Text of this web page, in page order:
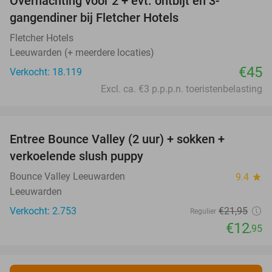
gangendiner bij Fletcher Hotels
Fletcher Hotels
Leeuwarden (+ meerdere locaties)
Verkocht: 18.119
€45
Excl. ca. €3 p.p.p.n. toeristenbelasting
Entree Bounce Valley (2 uur) + sokken +
verkoelende slush puppy
Bounce Valley Leeuwarden 9.4 star
Leeuwarden
Verkocht: 2.753
Regulier €21,95
€12,95